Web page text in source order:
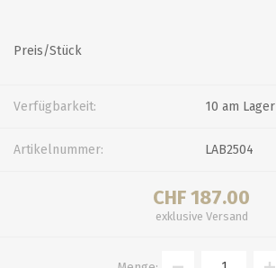
Preis/Stück
Verfügbarkeit: 10 am Lager
Artikelnummer: LAB2504
CHF 187.00
exklusive Versand